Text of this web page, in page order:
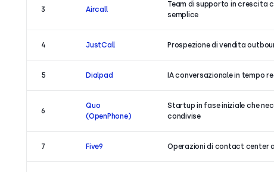
3 Aircall
Team di supporto in crescita
semplice
4 JustCall Prospezione di vendita
5 Dialpad IA conversazionale in tempo
6
Quo
(OpenPhone)
Startup in fase iniziale che
condivise
7 Five9 Operazioni di contact center